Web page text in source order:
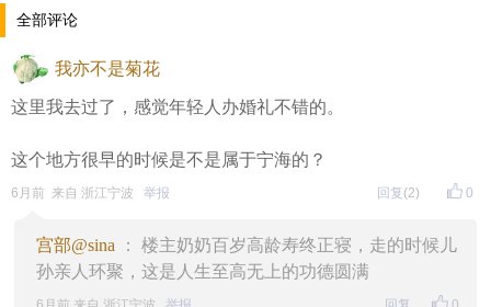
奶奶在另一个世界，愿如人间，繁花似锦，喜乐如
全部评论
我亦不是菊花
这里我去过了，感觉年轻人办婚礼不错的。
这个地方很早的时候是不是属于宁海的？
0
6月前 来自 浙江宁波 举报 回复 (2)
宫部@sina ： 楼主奶奶百岁高龄寿终正寝，走的时候儿
孙亲人环聚，这是人生至高无上的功德圆满